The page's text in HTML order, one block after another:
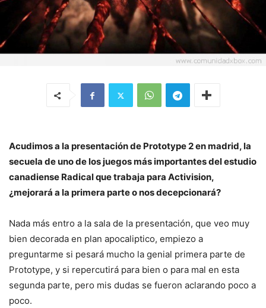
Acudimos a la presentación de Prototype 2 en madrid, la
secuela de uno de los juegos más importantes del estudio
canadiense Radical que trabaja para Activision,
¿mejorará a la primera parte o nos decepcionará?
Nada más entro a la sala de la presentación, que veo muy
bien decorada en plan apocaliptico, empiezo a
preguntarme si pesará mucho la genial primera parte de
Prototype, y si repercutirá para bien o para mal en esta
segunda parte, pero mis dudas se fueron aclarando poco a
poco.